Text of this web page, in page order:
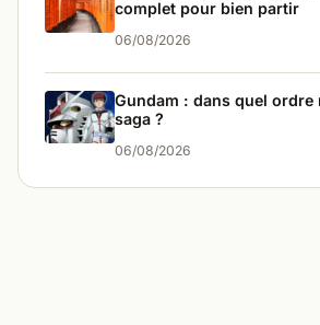
complet pour bien partir
06/08/2026
Gundam : dans quel ordre
saga ?
06/08/2026